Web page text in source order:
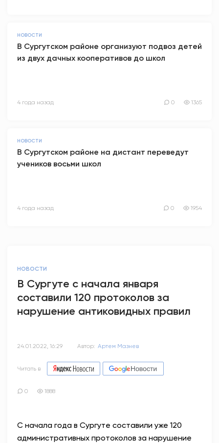
НОВОСТИ
В Сургутском районе организуют подвоз детей
из двух дачных кооперативов до школ
4 года назад 0 1365
НОВОСТИ
В Сургутском районе на дистант переведут
учеников восьми школ
4 года назад 0 1954
НОВОСТИ
В Сургуте с начала января
составили 120 протоколов за
нарушение антиковидных правил
24.01.2022, 16:29 Автор: Артем Мазнев
Читать в
0 1888
С начала года в Сургуте составили уже 120
административных протоколов за нарушение